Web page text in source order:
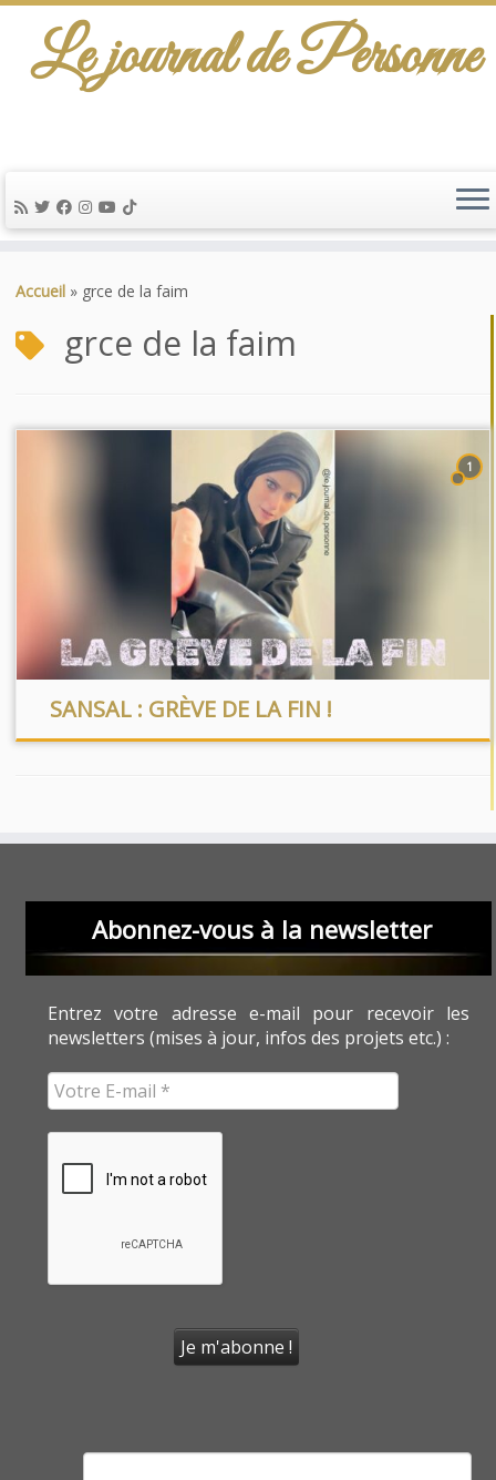
au
Le journal de Personne
Accueil » grce de la faim
grce de la faim
1
SANSAL : GRÈVE DE LA FIN !
Abonnez-vous à la newsletter
Entrez votre adresse e-mail pour recevoir les
newsletters (mises à jour, infos des projets etc.) :